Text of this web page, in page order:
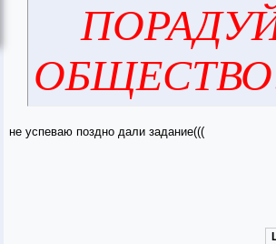
не успеваю поздно дали задание(((